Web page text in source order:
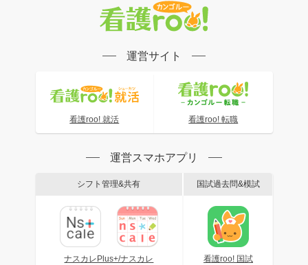
運営サイト
看護roo! 就活 看護roo! 転職
運営スマホアプリ
シフト管理&共有
ナスカレPlus+/ナスカレ
国試過去問&模試
看護roo! 国試